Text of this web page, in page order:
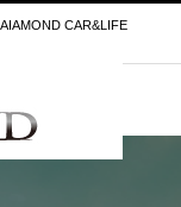
CAR&LIFE